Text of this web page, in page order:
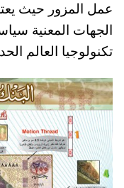
عمل المزور حيث
الجهات المعنية
تكنولوجيا العالم